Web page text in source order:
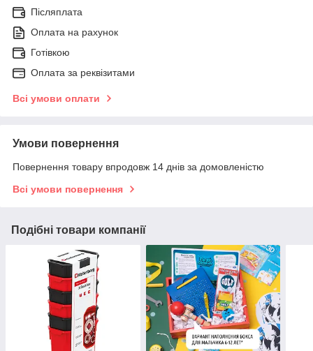
Післяплата
Оплата на рахунок
Готівкою
Оплата за реквізитами
Всі умови оплати
Умови повернення
Повернення товару впродовж 14 днів за домовленістю
Всі умови повернення
Подібні товари компанії